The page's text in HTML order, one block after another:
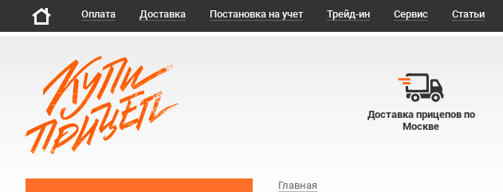
Оплата Доставка Постановка на учет Трейд-ин Сервис Статьи
Доставка прицепов по
Москве
Главная